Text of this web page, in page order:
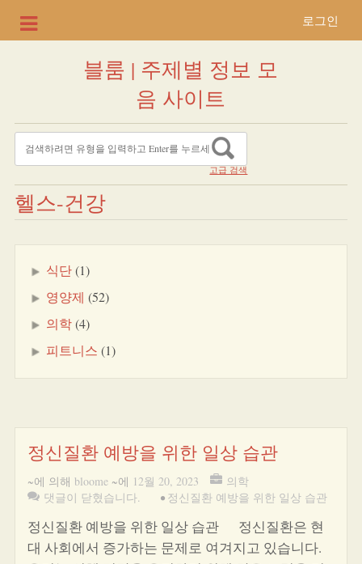
로그인
블룸 | 주제별 정보 모
음 사이트
고급 검색
헬스-건강
식단(1)
영양제 (52)
의학(4)
피트니스 (1)
정신질환 예방을 위한 일상 습관
~에 의해 bloome ~에 12월 20, 2023
의학
댓글이 닫혔습니다.
• 정신질환 예방을 위한 일상 습관
정신질환 예방을 위한 일상 습관 정신질환은 현
대 사회에서 증가하는 문제로 여겨지고 있습니다.